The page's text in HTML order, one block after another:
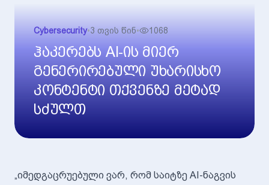
Cybersecurity•3 თვის წინ• 1068
ჰაკერებს AI-ის მიერ
გენერირებული უხარისხო
კონტენტი თქვენზე მეტად
სძულთ
„იმედგაცრუებული ვარ, რომ საიტზე AI-ნაგვის